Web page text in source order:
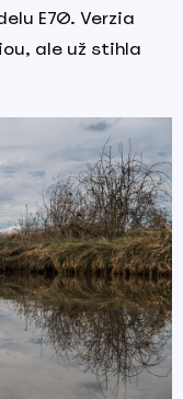
E70. Verzia
ale už stihla